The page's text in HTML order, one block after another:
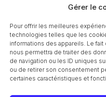
Gérer le
Pour offrir les meilleures
technologies telles que les
informations des appareils. Le
nous permettra de traiter des
de navigation ou les ID uniques
ou de retirer son consentement
certaines caractéristiques et
Newsletter
Vous souhaitez suivre notre